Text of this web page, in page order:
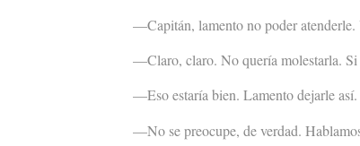
—Capitán, lamento no poder
—Claro, claro. No quería molestarla. Si
—Eso estaría bien. Lamento dejarle así.
—No se preocupe, de verdad.